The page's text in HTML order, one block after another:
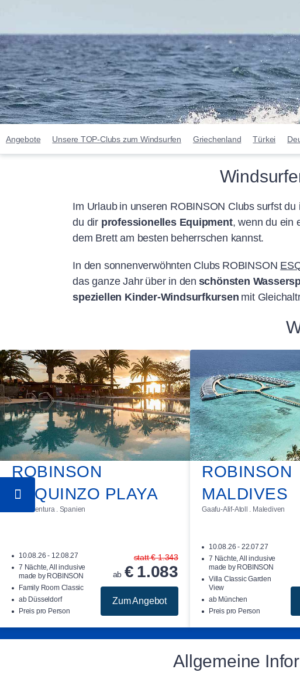
Angebote Unsere TOP-Clubs zum Windsurfen Griechenland Türkei
Im Urlaub in unseren ROBINSON Clubs surfst
du dir professionelles Equipment, wenn du ein
dem Brett am besten beherrschen kannst.
In den sonnenverwöhnten Clubs ROBINSON
das ganze Jahr über in den schönsten
speziellen Kinder-Windsurfkursen mit
ROBINSON
ESQUINZO PLAYA
Fuerteventura . Spanien
10.08.26 - 12.08.27
7 Nächte, All inclusive
made by ROBINSON
Family Room Classic
ab Düsseldorf
Preis pro Person
statt € 1.343
ab € 1.083
Zum Angebot
ROBINSON
MALDIVES
Gaafu-Alif-Atoll . Malediven
10.08.26 - 22.07.27
7 Nächte, All inclusive
made by ROBINSON
Villa Classic Garden
View
ab München
Preis pro Person
Allgemeine